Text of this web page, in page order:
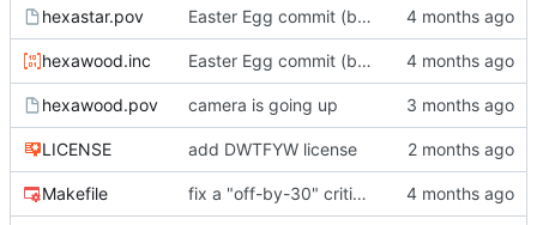
hexastar.pov Easter Egg commit (big!)
hexawood.inc Easter Egg commit (big!)
hexawood.pov camera is going up
LICENSE add DWTFYW license
Makefile fix a "off-by-30" critical bug